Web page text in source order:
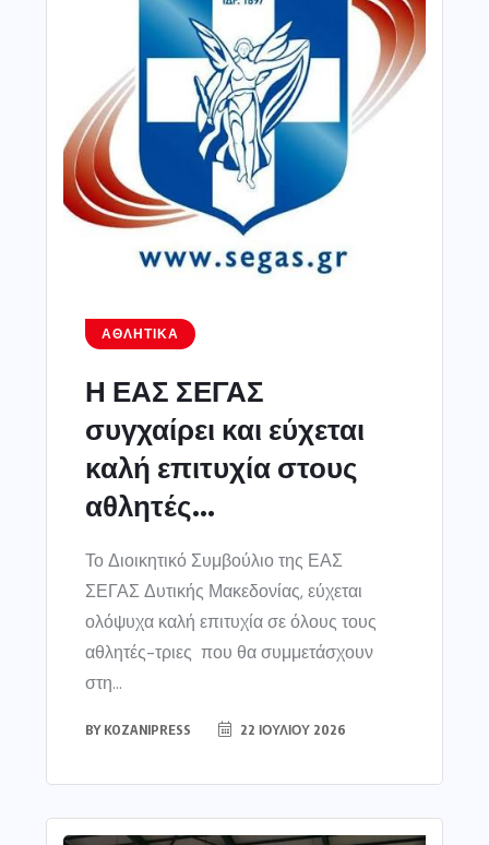
ΑΘΛΗΤΙΚΆ
Η ΕΑΣ ΣΕΓΑΣ
συγχαίρει και εύχεται
καλή επιτυχία στους
αθλητές...
Το Διοικητικό Συμβούλιο της ΕΑΣ
ΣΕΓΑΣ Δυτικής Μακεδονίας, εύχεται
ολόψυχα καλή επιτυχία σε όλους τους
αθλητές-τριες που θα συμμετάσχουν
στη...
BY KOZANIPRESS 22 ΙΟΥΛΊΟΥ 2026